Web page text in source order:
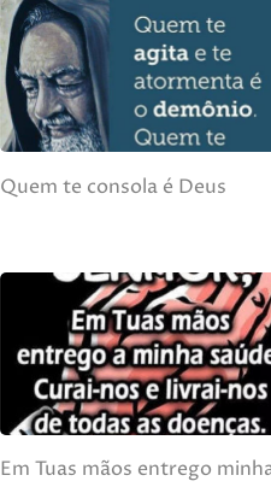
Quem te consola é Deus
Em Tuas mãos entrego